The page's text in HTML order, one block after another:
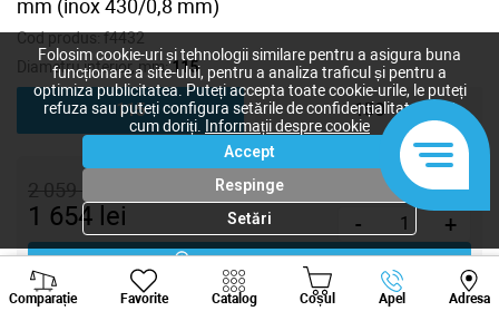
mm (inox 430/0,8 mm)
Cod produs:f4432
Diametru interior, mm:115
115 150
2 059lei
1 654 lei - +
Cumpără acum
Comparație Favorite Catalog Coșul Apel Adresa
Viber Whatsapp
Folosim cookie-uri și tehnologii similare pentru a asigura buna
funcționare a site-ului, pentru a analiza traficul și pentru a
optimiza publicitatea. Puteți accepta toate cookie-urile, le puteți
refuza sau puteți configura setările de confidențialitate după
cum doriți.
Informații despre cookie
Accept
Respinge
Setări